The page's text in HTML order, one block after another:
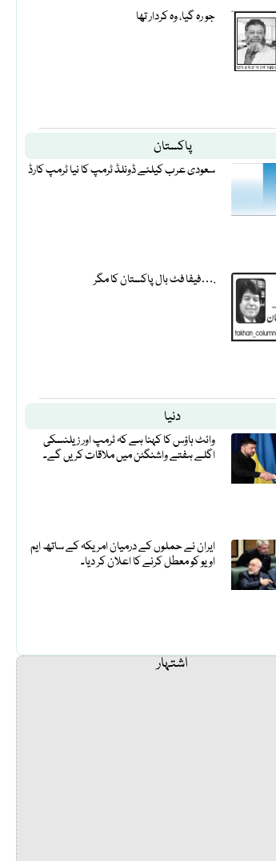
جو رہ گیا، وہ کردار تھا
پاکستان
سعودی عرب کیلئے ڈونلڈ ٹرمپ کا نیا ٹرمپ کارڈ
فیفا فٹ بال پاکستان کا مگر….
دنیا
وائٹ ہاؤس کا کہنا ہے کہ ٹرمپ اور زیلنسکی
اگلے ہفتے واشنگٹن میں ملاقات کریں گے۔
ایران نے حملوں کے درمیان امریکہ کے ساتھ ایم
او یو کو معطل کرنے کا اعلان کر دیا۔
اشتہار